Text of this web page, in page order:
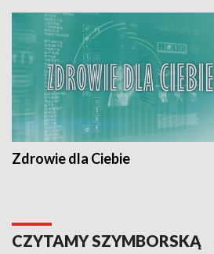
Zdrowie dla Ciebie
CZYTAMY SZYMBORSKĄ